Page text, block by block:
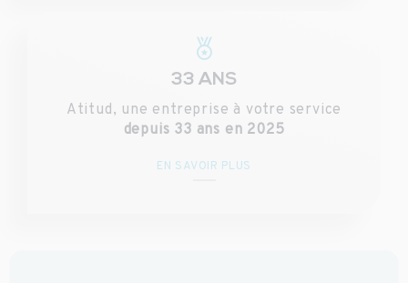
33 ANS
Atitud, une entreprise à votre service
depuis 33 ans en 2025
EN SAVOIR PLUS